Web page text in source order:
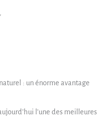
: un énorme avantage
l’une des meilleures